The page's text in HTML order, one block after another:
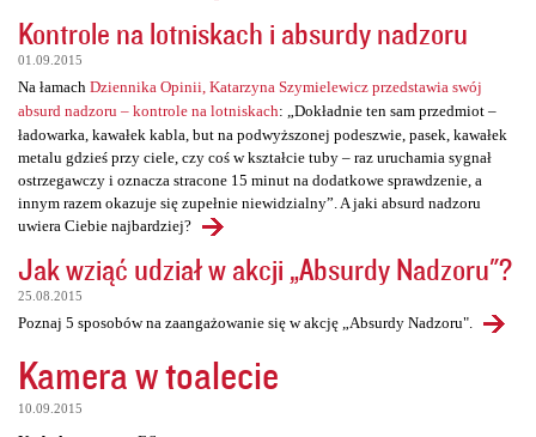
Kontrole na lotniskach i absurdy nadzoru
01.09.2015
Na łamach Dziennika Opinii, Katarzyna Szymielewicz przedstawia swój
absurd nadzoru – kontrole na lotniskach: „Dokładnie ten sam przedmiot –
ładowarka, kawałek kabla, but na podwyższonej podeszwie, pasek, kawałek
metalu gdzieś przy ciele, czy coś w kształcie tuby – raz uruchamia sygnał
ostrzegawczy i oznacza stracone 15 minut na dodatkowe sprawdzenie, a
innym razem okazuje się zupełnie niewidzialny”. A jaki absurd nadzoru
uwiera Ciebie najbardziej?
Jak wziąć udział w akcji „Absurdy Nadzoru"?
25.08.2015
Poznaj 5 sposobów na zaangażowanie się w akcję „Absurdy Nadzoru".
Kamera w toalecie
10.09.2015